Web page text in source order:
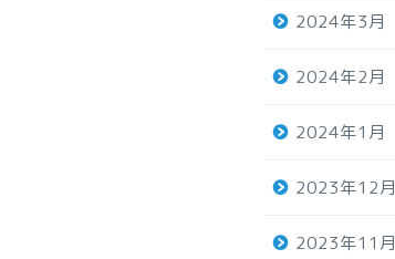
2024年3月
2024年2月
2024年1月
2023年12月
2023年11月